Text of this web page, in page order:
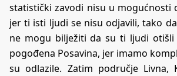
statistički zavodi nisu u mogućnosti
jer ti isti ljudi se nisu odjavili, tako
ne mogu bilježiti da su ti ljudi otišli
pogođena Posavina, jer imamo
su odlazile. Zatim područje Livna,